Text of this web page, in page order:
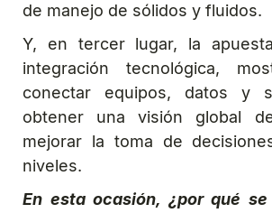
de manejo de sólidos y fluidos.
Y, en tercer lugar, la
integración tecnológica,
conectar equipos, datos y
obtener una visión global
mejorar la toma de
niveles.
En esta ocasión, ¿por qué